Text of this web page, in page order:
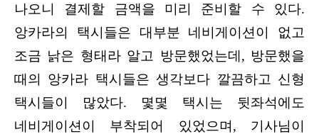
나오니 결제할 금액을 미리 준비할 수 있다.
앙카라의 택시들은 대부분 네비게이션이 없고
조금 낡은 형태라 알고 방문했었는데, 방문했을
때의 앙카라 택시들은 생각보다 깔끔하고 신형
택시들이 많았다. 몇몇 택시는 뒷좌석에도
네비게이션이 부착되어 있었으며, 기사님이